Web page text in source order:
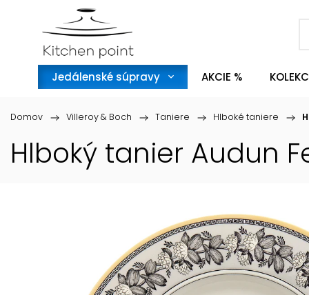
Jedálenské súpravy AKCIE %
Domov / Villeroy & Boch / Taniere / Hlboké taniere /
Hlboký tanier Audun